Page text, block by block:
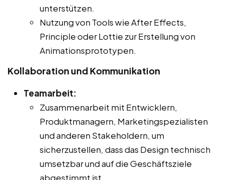
unterstützen.
Nutzung von Tools wie After Effects,
Principle oder Lottie zur Erstellung von
Animationsprototypen.
Kollaboration und Kommunikation
Teamarbeit:
Zusammenarbeit mit Entwicklern,
Produktmanagern, Marketingspezialisten
und anderen Stakeholdern, um
sicherzustellen, dass das Design technisch
umsetzbar und auf die Geschäftsziele
abgestimmt ist.